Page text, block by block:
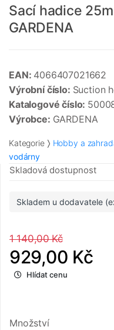
Sací hadice
GARDENA
EAN: 4066407021662
Výrobní číslo: Suction
Katalogové číslo:
Výrobce: GARDENA
Kategorie Hobby a
vodárny
Skladová dostupnost
Skladem u dodavatele
1 140,00 Kč
929,00 Kč
Hlídat cenu
Množství